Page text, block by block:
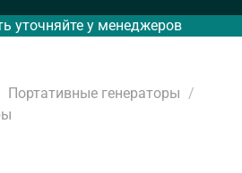
уточняйте у менеджеров
Портативные генераторы